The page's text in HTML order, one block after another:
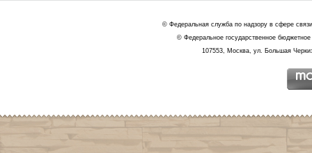
© Федеральная служба по надзору в сфере
© Федеральное государственное
107553, Москва, ул. Большая